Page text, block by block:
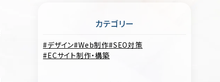
カテゴリー
デザイン Web制作 SEO対策
ECサイト制作・構築